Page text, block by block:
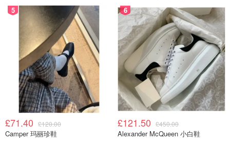
5
£71.40 £120.00
Camper 玛丽珍鞋
6
£121.50 £450.00
Alexander McQueen 小白鞋